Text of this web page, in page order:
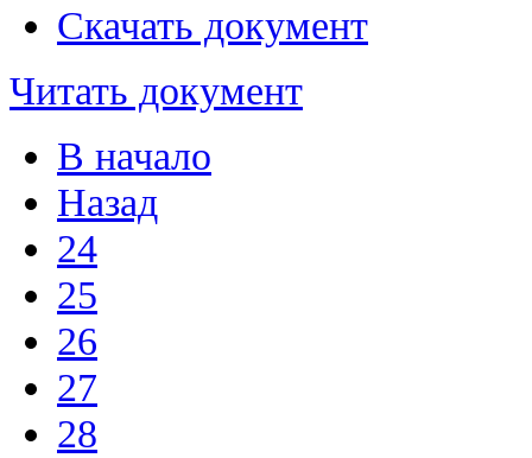
Скачать документ
Читать документ
В начало
Назад
24
25
26
27
28